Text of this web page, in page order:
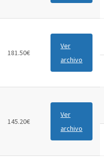
181.50€
Ver
archivo
145.20€
Ver
archivo